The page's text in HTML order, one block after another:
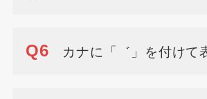
Q6 カナに「゛」を付けて